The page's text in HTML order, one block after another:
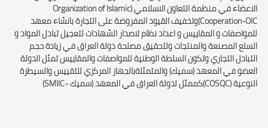
الاعضاء في منظمة التعاون الاسلامي (Organization of Islamic
Cooperation-OIC)وتخفيف القيود المفروضة على التجارة بانشاء معهد
للمواصفات و المقاييس و اعداد نظام لاصدار الشهادات لتعجيل تبادل المواد و
السلع المصنعة والمنتجات ولتحقيق مصلحة دولة العراق في زيادة حجم
التبادل التجاري وتكون السلطة الوطنية للمواصفات والمقاييس تمثل الدولة
العضو في المعهد (سميك) والمتمثلةبالجهاز المركزي للتقييس والسيطرة
النوعية (COSQC)كممثل لدولة العراق في المعهد (سميك -SMIIC)